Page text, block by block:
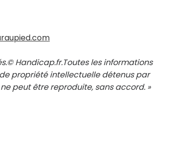
Handicap.fr.Toutes les informations
propriété intellectuelle détenus par
peut être reproduite, sans accord. »